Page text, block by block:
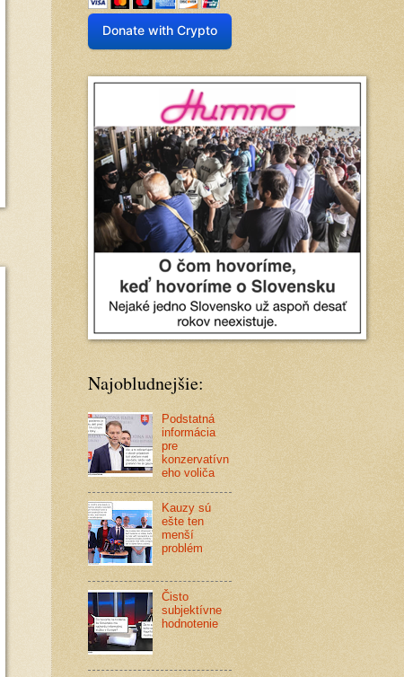
Donate with Crypto
Najobludnejšie:
Podstatná
informácia
pre
konzervatívn
eho voliča
Kauzy sú
ešte ten
menší
problém
Čisto
subjektívne
hodnotenie